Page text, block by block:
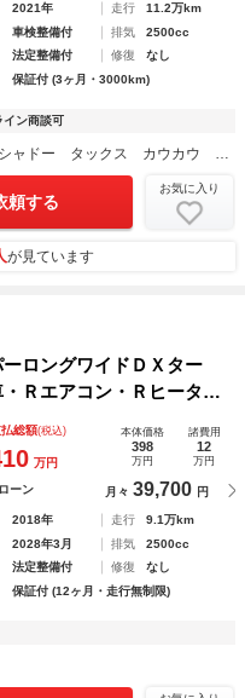
2021年 走行
11.2万km
車検整備付 排気
2500cc
法定整備付 修復
なし
保証付 (3ヶ月・3000km)
イン商談可
頼する
お気に入り
が見ています
ロングワイドＤＸター
Ｒエアコン・Ｒヒータ
ラウンドビューモニタ
ベッドキット・サブバッ
ー
総額(税込)
万円
本体価格
398
万円
諸費用
12
万円
ーン 月々 39,700 円
2018年 走行
9.1万km
2028年3月 排気
2500cc
法定整備付 修復
なし
保証付 (12ヶ月・走行無制限)